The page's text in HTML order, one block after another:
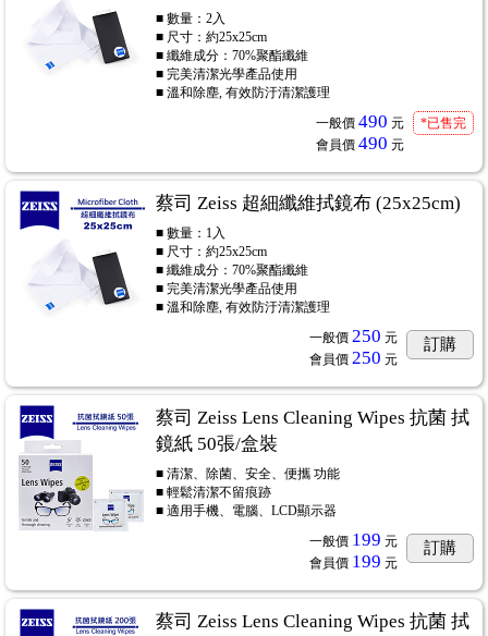
■ 數量：2入
■ 尺寸：約25x25cm
■ 纖維成分：70%聚酯纖維
■ 完美清潔光學產品使用
■ 溫和除塵, 有效防汙清潔護理
一般價 490 元
會員價 490 元
*已售完
蔡司 Zeiss 超細纖維拭鏡布 (25x25cm)
■ 數量：1入
■ 尺寸：約25x25cm
■ 纖維成分：70%聚酯纖維
■ 完美清潔光學產品使用
■ 溫和除塵, 有效防汙清潔護理
一般價 250 元
會員價 250 元
訂購
蔡司 Zeiss Lens Cleaning Wipes 抗菌 拭
鏡紙 50張/盒裝
■ 清潔、除菌、安全、便攜 功能
■ 輕鬆清潔不留痕跡
■ 適用手機、電腦、LCD顯示器
一般價 199 元
會員價 199 元
訂購
蔡司 Zeiss Lens Cleaning Wipes 抗菌 拭